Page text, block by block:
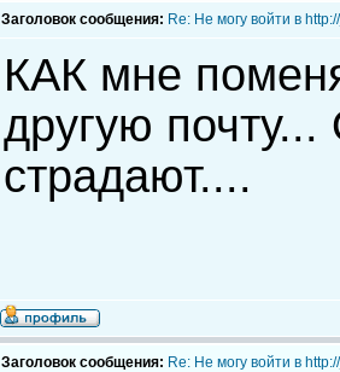
Заголовок сообщения: Re: Не могу войти в
КАК мне
другую
страдают....
Заголовок сообщения: Re: Не могу войти в